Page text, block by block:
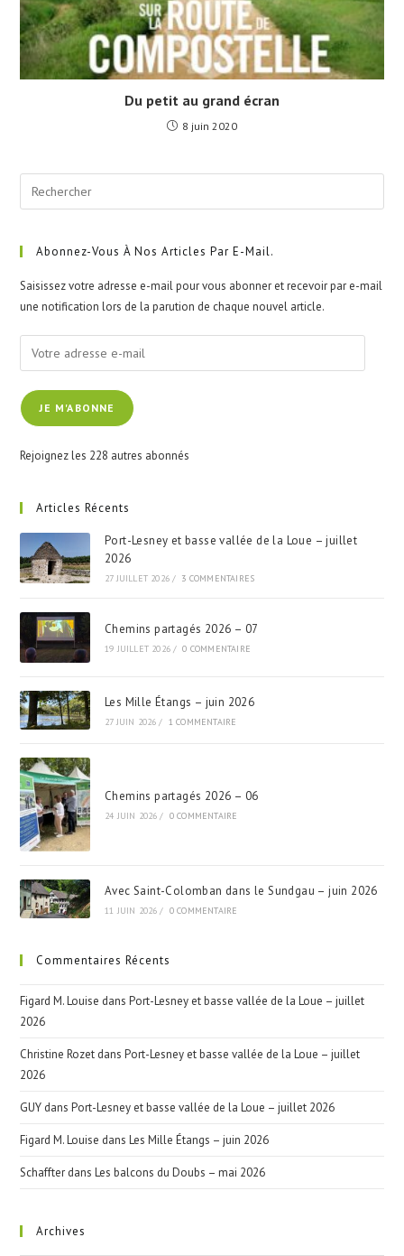
Du petit au grand écran
8 juin 2020
Abonnez-Vous À Nos Articles Par E-Mail.
Saisissez votre adresse e-mail pour vous abonner et recevoir par e-mail
une notification lors de la parution de chaque nouvel article.
Votre
adresse
e-
mailJE M'ABONNE
Rejoignez les 228 autres abonnés
Articles Récents
Port-Lesney et basse vallée de la Loue – juillet
2026
27 JUILLET 2026 / 3 COMMENTAIRES
Chemins partagés 2026 – 07
19 JUILLET 2026 / 0 COMMENTAIRE
Les Mille Étangs – juin 2026
27 JUIN 2026 / 1 COMMENTAIRE
Chemins partagés 2026 – 06
24 JUIN 2026 / 0 COMMENTAIRE
Avec Saint-Colomban dans le Sundgau – juin 2026
11 JUIN 2026 / 0 COMMENTAIRE
Commentaires Récents
Figard M. Louise dansPort-Lesney et basse vallée de la Loue – juillet
2026
Christine Rozet dansPort-Lesney et basse vallée de la Loue – juillet
2026
GUY dansPort-Lesney et basse vallée de la Loue – juillet 2026
Figard M. Louise dansLes Mille Étangs – juin 2026
Schaffter dansLes balcons du Doubs – mai 2026
Archives